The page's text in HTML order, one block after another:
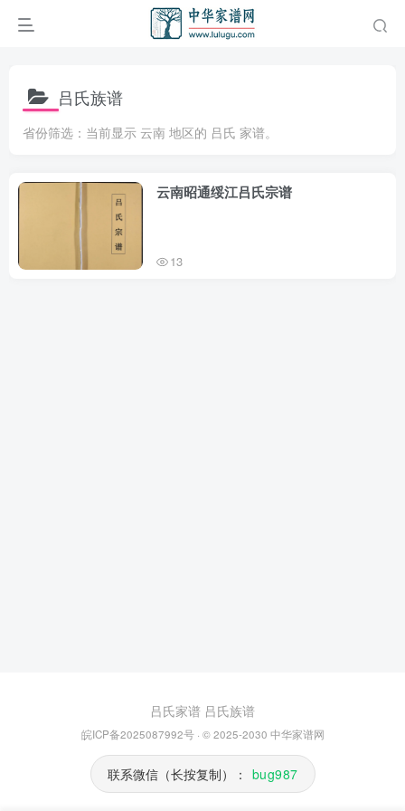
吕氏族谱
省份筛选：当前显示 云南 地区的 吕氏 家谱。
云南昭通绥江吕氏宗谱
13
吕氏家谱 吕氏族谱
皖ICP备2025087992号· © 2025-2030 中华家谱网
联系微信（长按复制）： bug987